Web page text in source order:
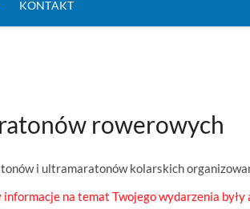
KONTAKT
rowerowych
i ultramaratonów kolarskich
informacje na temat Twojego wydarzenia były